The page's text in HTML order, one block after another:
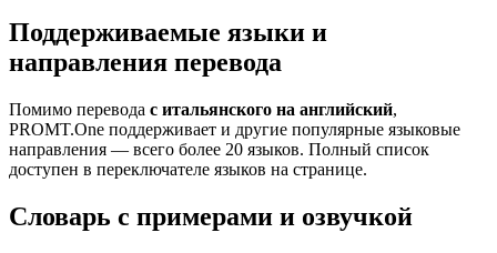
Поддерживаемые языки и
направления перевода
Помимо перевода с итальянского на английский,
PROMT.One поддерживает и другие популярные языковые
направления — всего более 20 языков. Полный список
доступен в переключателе языков на странице.
Словарь с примерами и озвучкой